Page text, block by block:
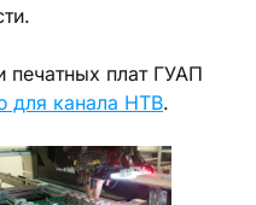
плат ГУАП
для канала НТВ.